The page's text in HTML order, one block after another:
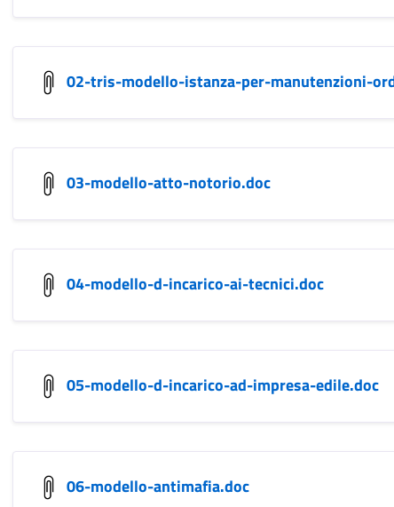
02-tris-modello-istanza-per-manutenzioni-
03-modello-atto-notorio.doc
04-modello-d-incarico-ai-tecnici.doc
05-modello-d-incarico-ad-impresa-edile.doc
06-modello-antimafia.doc